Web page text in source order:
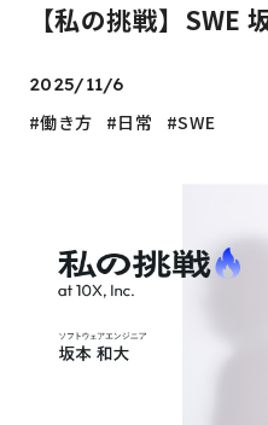
【私の挑戦】SWE
2025/11/6
働き方 日常 SWE